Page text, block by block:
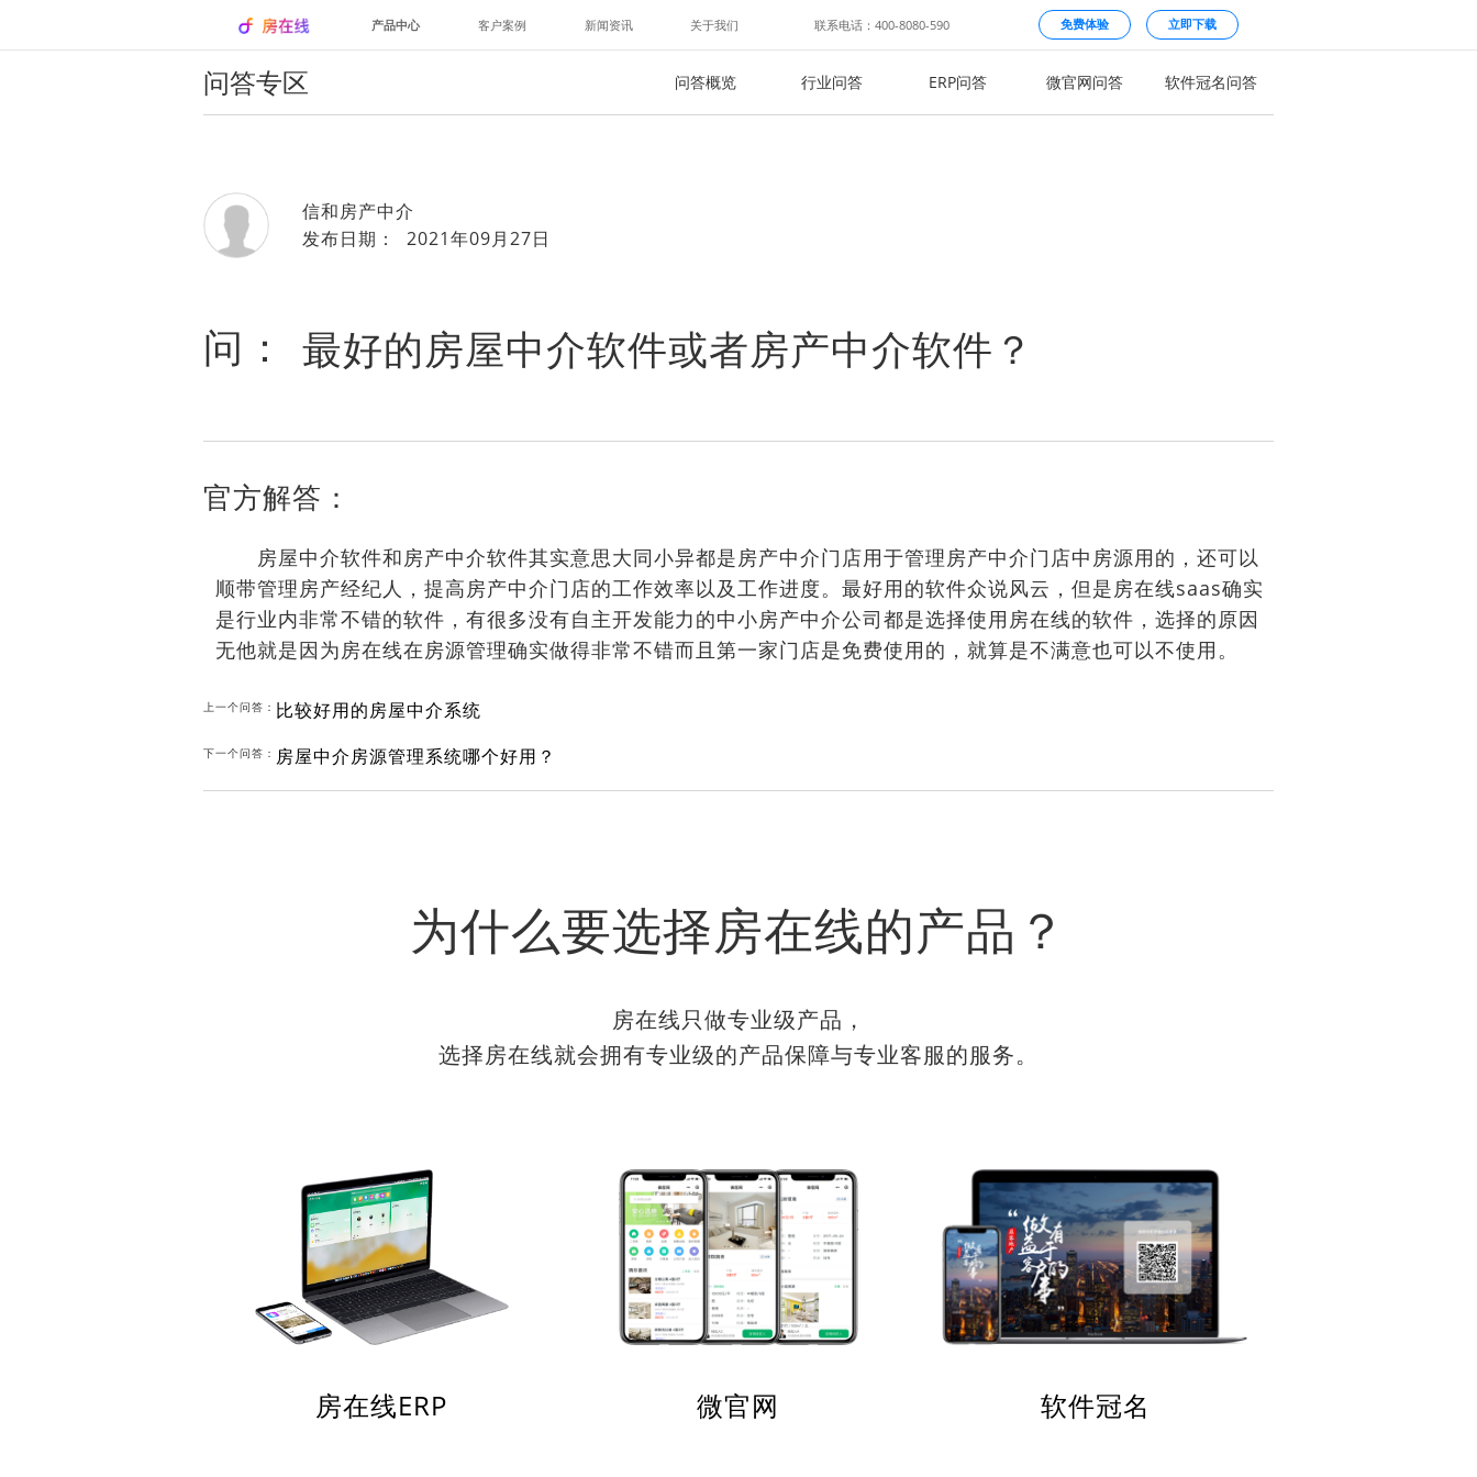
产品中心 客户案例 新闻资讯 关于我们 联系电话：400-8080-590 免费体验 立即下载
问答专区 问答概览 行业问答 ERP问答 微官网问答 软件冠名问答
信和房产中介
发布日期： 2021年09月27日
问： 最好的房屋中介软件或者房产中介软件？
官方解答：
房屋中介软件和房产中介软件其实意思大同小异都是房产中介门店用于管理房产中介门店中房源用的，还可以
顺带管理房产经纪人，提高房产中介门店的工作效率以及工作进度。最好用的软件众说风云，但是房在线saas确实
是行业内非常不错的软件，有很多没有自主开发能力的中小房产中介公司都是选择使用房在线的软件，选择的原因
无他就是因为房在线在房源管理确实做得非常不错而且第一家门店是免费使用的，就算是不满意也可以不使用。
上一个问答： 比较好用的房屋中介系统
下一个问答： 房屋中介房源管理系统哪个好用？
为什么要选择房在线的产品？
房在线只做专业级产品，
选择房在线就会拥有专业级的产品保障与专业客服的服务。
房在线ERP 微官网 软件冠名